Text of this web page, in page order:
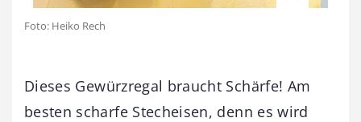
Foto: Heiko Rech
Dieses Gewürzregal braucht Schärfe! Am
besten scharfe Stecheisen, denn es wird